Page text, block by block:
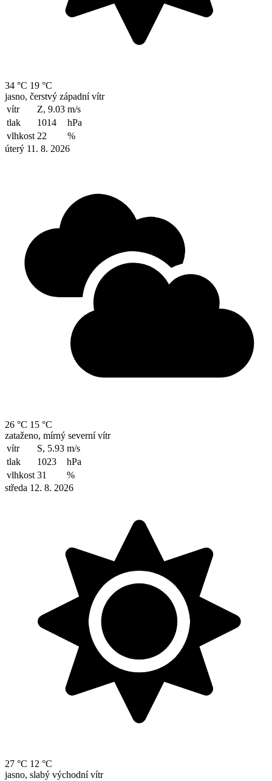
34 °C 19 °C
jasno, čerstvý západní vítr
vítr
Z, 9.03 m/s
tlak
1014
hPa
vlhkost 22
%
úterý 11. 8. 2026
26 °C 15 °C
zataženo, mírný severní vítr
vítr
S, 5.93 m/s
tlak
1023
hPa
vlhkost 31
%
středa 12. 8. 2026
27 °C 12 °C
jasno, slabý východní vítr